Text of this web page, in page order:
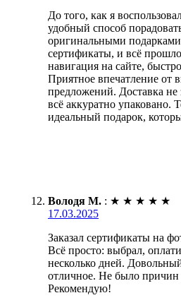
До того, как я
удобный способ
оригинальными
сертификаты, и всё прошло
навигация на сайте,
Приятное впечатление от
предложений. Доставка не
всё аккуратно упаковано.
идеальный подарок,
Володя М. : ★ ★ ★ ★ ★
17.03.2025
Заказал сертификаты на
Всё просто: выбрал,
несколько дней.
отличное. Не было
Рекомендую!